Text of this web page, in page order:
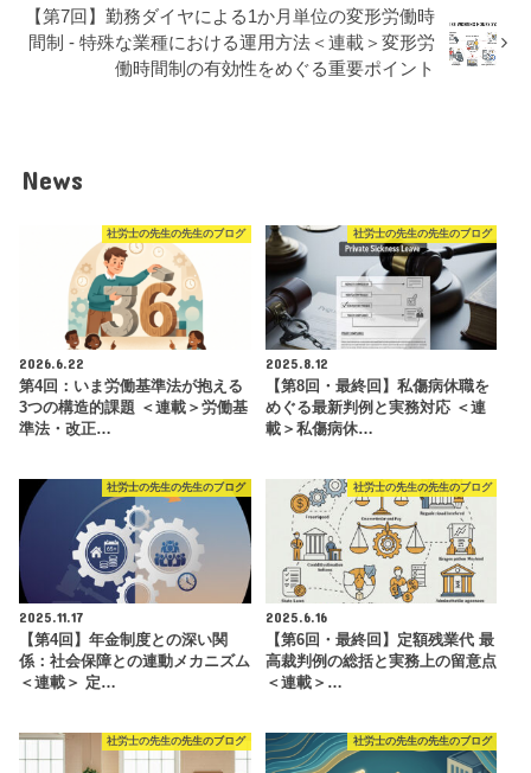
【第7回】勤務ダイヤによる1か月単位の変形労働時
間制 - 特殊な業種における運用方法＜連載＞変形労
働時間制の有効性をめぐる重要ポイント
News
社労士の先生の先生のブログ
2026.6.22
第4回：いま労働基準法が抱える
3つの構造的課題 ＜連載＞労働基
準法・改正…
社労士の先生の先生のブログ
2025.8.12
【第8回・最終回】私傷病休職を
めぐる最新判例と実務対応 ＜連
載＞私傷病休…
社労士の先生の先生のブログ
2025.11.17
【第4回】年金制度との深い関
係：社会保障との連動メカニズム
＜連載＞ 定…
社労士の先生の先生のブログ
2025.6.16
【第6回・最終回】定額残業代 最
高裁判例の総括と実務上の留意点
＜連載＞…
社労士の先生の先生のブログ 社労士の先生の先生のブログ